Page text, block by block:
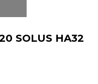
SOLUS HA32